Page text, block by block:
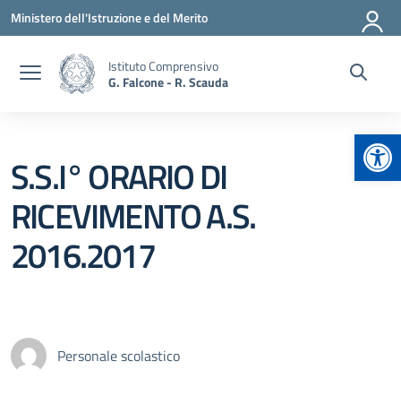
Vai ai contenuti
Vai al menu di navigazione
Vai al footer
Ministero dell'Istruzione e del Merito
Istituto Comprensivo
G. Falcone - R. Scauda
S.S.I° ORARIO DI
RICEVIMENTO A.S.
2016.2017
Personale scolastico